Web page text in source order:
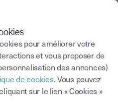
>Préparer son projet
Saisissez un terme
pour améliorer votre
et vous proposer de
des annonces)
de cookies. Vous pouvez
sur le lien « Cookies »